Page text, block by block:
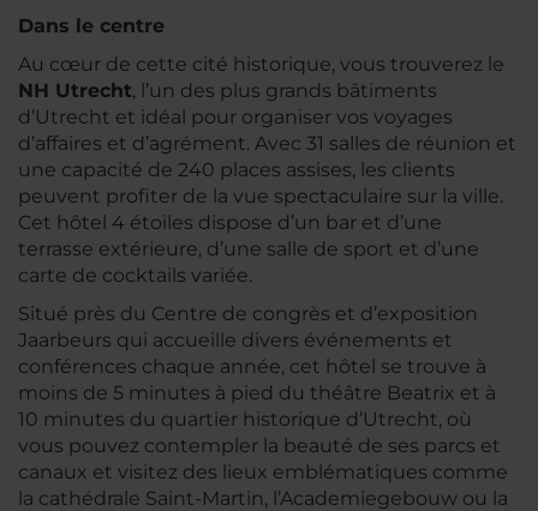
Dans le centre
Au cœur de cette cité historique, vous trouverez le
NH Utrecht, l’un des plus grands bâtiments
d’Utrecht et idéal pour organiser vos voyages
d’affaires et d’agrément. Avec 31 salles de réunion et
une capacité de 240 places assises, les clients
peuvent profiter de la vue spectaculaire sur la ville.
Cet hôtel 4 étoiles dispose d’un bar et d’une
terrasse extérieure, d’une salle de sport et d’une
carte de cocktails variée.
Situé près du Centre de congrès et d’exposition
Jaarbeurs qui accueille divers événements et
conférences chaque année, cet hôtel se trouve à
moins de 5 minutes à pied du théâtre Beatrix et à
10 minutes du quartier historique d’Utrecht, où
vous pouvez contempler la beauté de ses parcs et
canaux et visitez des lieux emblématiques comme
la cathédrale Saint-Martin, l’Academiegebouw ou la